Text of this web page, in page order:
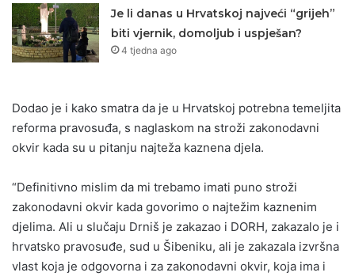
Je li danas u Hrvatskoj najveći “grijeh”
biti vjernik, domoljub i uspješan?
4 tjedna ago
Dodao je i kako smatra da je u Hrvatskoj potrebna temeljita
reforma pravosuđa, s naglaskom na stroži zakonodavni
okvir kada su u pitanju najteža kaznena djela.
“Definitivno mislim da mi trebamo imati puno stroži
zakonodavni okvir kada govorimo o najtežim kaznenim
djelima. Ali u slučaju Drniš je zakazao i DORH, zakazalo je i
hrvatsko pravosuđe, sud u Šibeniku, ali je zakazala izvršna
vlast koja je odgovorna i za zakonodavni okvir, koja ima i